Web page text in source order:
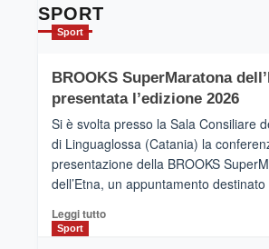
con
la
Al
via
i
collegamenti
SPORT
Sport
BROOKS SuperMaratona
presentata l’edizione 2026
Si è svolta presso la Sala Consiliare
di Linguaglossa (Catania) la
presentazione della BROOKS
dell’Etna, un appuntamento destinato
Leggi tuttoLeggi
Sport